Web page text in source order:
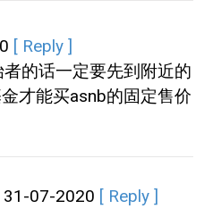
[ Reply ]
的话一定要先到附近的
才能买asnb的固定售价
31-07-2020
[ Reply ]